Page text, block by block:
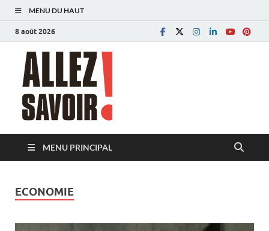
MENU DU HAUT
8 août 2026
MENU PRINCIPAL
ECONOMIE